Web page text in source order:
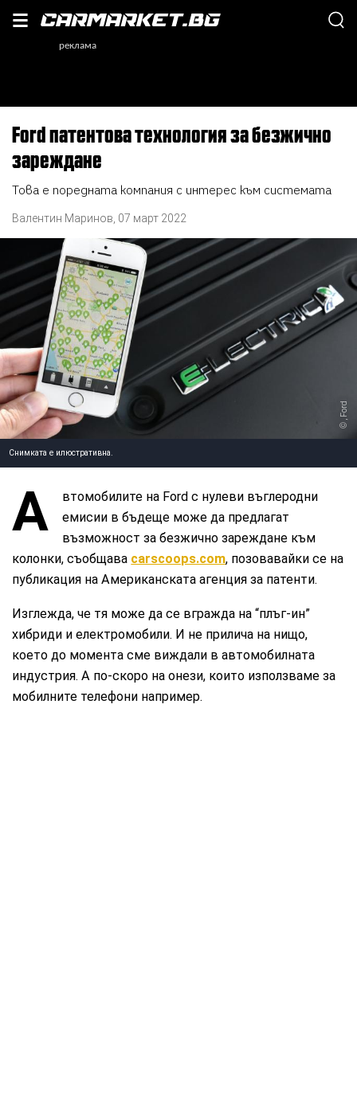
Ford патентова технология за безжично
зареждане
Това е поредната компания с интерес към системата
Валентин Маринов, 07 март 2022
, Ford
Снимката е илюстративна.
А
втомобилите на Ford с нулеви въглеродни
емисии в бъдеще може да предлагат
възможност за безжично зареждане към
колонки, съобщава carscoops.com, позовавайки се на
публикация на Американската агенция за патенти.
Изглежда, че тя може да се вгражда на “плъг-ин”
хибриди и електромобили. И не прилича на нищо,
което до момента сме виждали в автомобилната
индустрия. А по-скоро на онези, които използваме за
мобилните телефони например.